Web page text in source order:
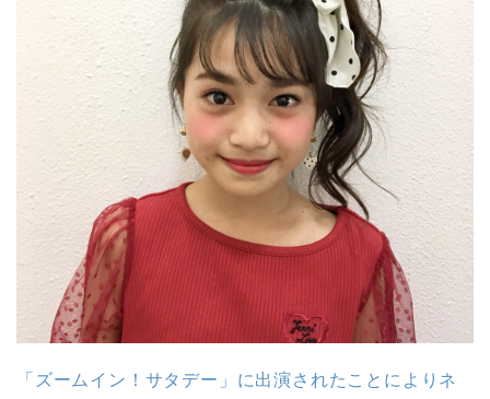
「ズームイン！サタデー」に出演されたことによりネ